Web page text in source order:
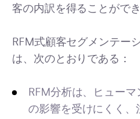
客の内訳を得ることができ
RFM式顧客セグメンテー
は、次のとおりである：
RFM分析は、ヒュー
の影響を受けにくく